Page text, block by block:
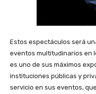
Estos espectáculos será
eventos multitudinarios en
es uno de sus máximos
instituciones públicas y
servicio en sus eventos,